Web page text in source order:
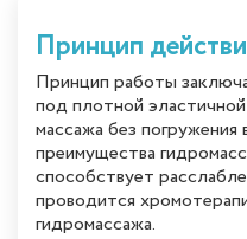
Принцип
Принцип работы
под плотной
массажа без погружения
преимущества
способствует
проводится
гидромассажа.